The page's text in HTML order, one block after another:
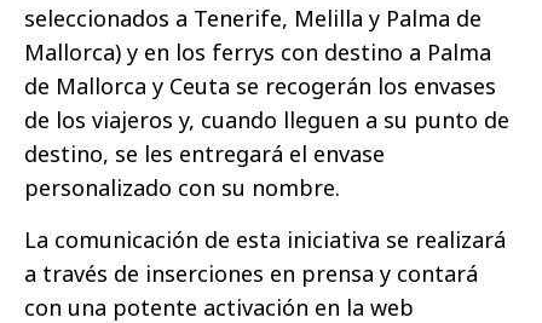
seleccionados a Tenerife, Melilla y Palma de
Mallorca) y en los ferrys con destino a Palma
de Mallorca y Ceuta se recogerán los envases
de los viajeros y, cuando lleguen a su punto de
destino, se les entregará el envase
personalizado con su nombre.
La comunicación de esta iniciativa se realizará
a través de inserciones en prensa y contará
con una potente activación en la web